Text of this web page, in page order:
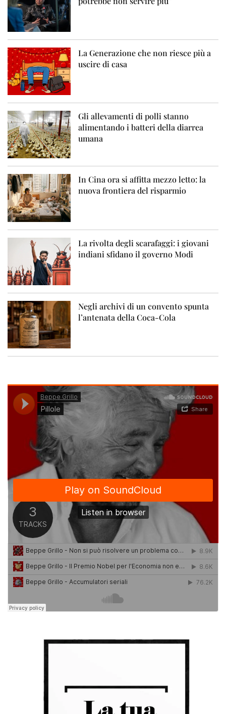
La Generazione che non riesce più a
uscire di casa
Gli allevamenti di polli stanno
alimentando i batteri della diarrea
umana
In Cina ora si affitta mezzo letto: la
nuova frontiera del risparmio
La rivolta degli scarafaggi: i giovani
indiani sfidano il governo Modi
Negli archivi di un convento spunta
l’antenata della Coca-Cola